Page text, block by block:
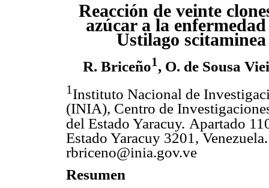
Reacción de veinte
azúcar a la
Ustilago
R. Briceño1, O. de Sousa
1 Instituto Nacional de
(INIA), Centro de
del Estado Yaracuy. Apartado
Estado Yaracuy 3201,
rbriceno@inia.gov.ve
Resumen